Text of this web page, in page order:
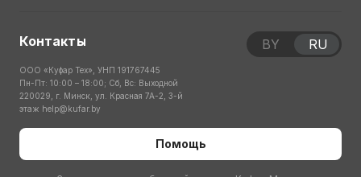
Контакты
ООО «Куфар Тех», УНП 191767445
Пн-Пт: 10:00 – 18:00; Сб, Вс: Выходной
220029, г. Минск, ул. Красная 7А-2, 3-й
этаж help@kufar.by
Помощь
BY RU